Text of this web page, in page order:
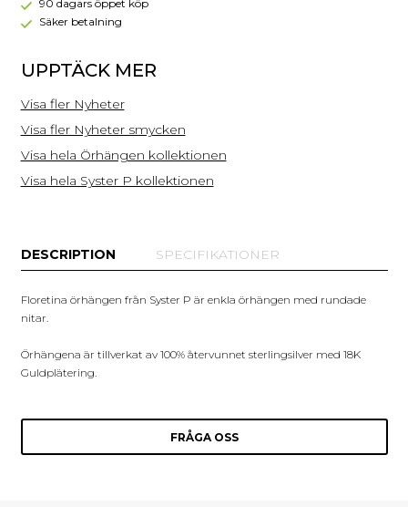
90 dagars öppet köp
Säker betalning
UPPTÄCK MER
Visa fler Nyheter
Visa fler Nyheter smycken
Visa hela Örhängen kollektionen
Visa hela Syster P kollektionen
DESCRIPTION SPECIFIKATIONER
Floretina örhängen från Syster P är enkla örhängen med rundade
nitar.
Örhängena är tillverkat av 100% återvunnet sterlingsilver med 18K
Guldplätering.
FRÅGA OSS